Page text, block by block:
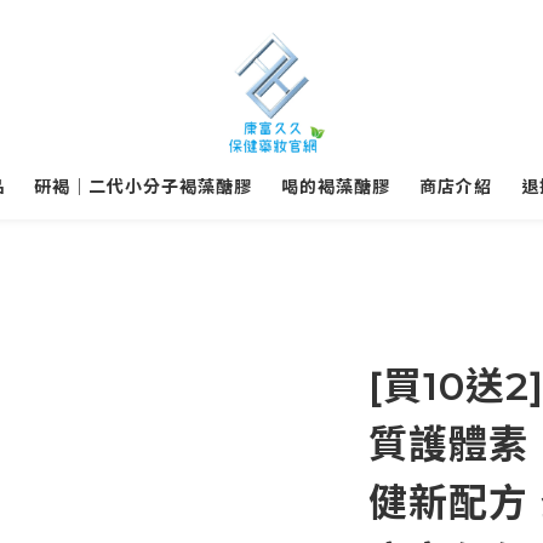
研褐｜二代小分子褐藻醣膠 喝的褐藻醣膠 商店介紹
[買10送
質護體
健新配方